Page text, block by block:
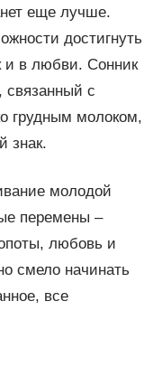
еще лучше.
достигнуть
и в любви. Сонник
связанный с
грудным молоком,
знак.
молодой
перемены –
любовь и
смело начинать
все